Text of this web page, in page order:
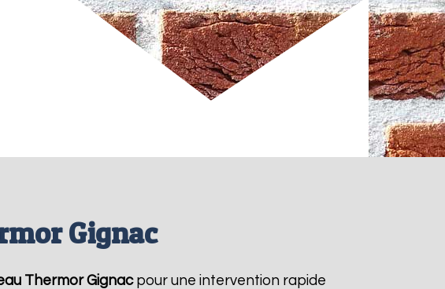
Gignac
Thermor Gignacpour une intervention rapide